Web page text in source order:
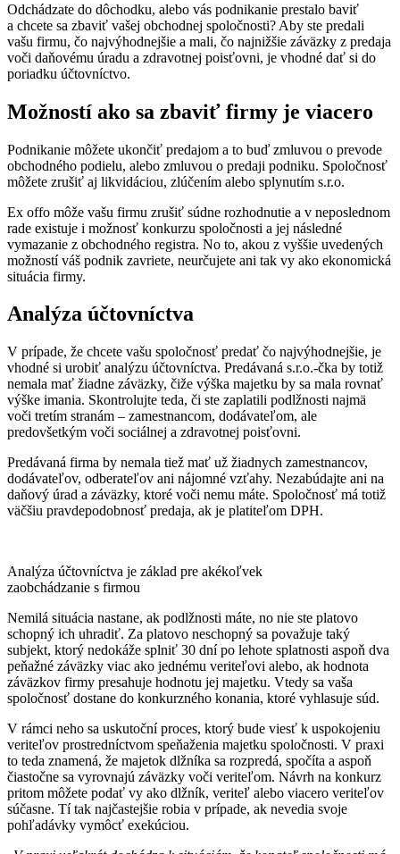
Odchádzate do dôchodku, alebo vás podnikanie prestalo baviť
a chcete sa zbaviť vašej obchodnej spoločnosti? Aby ste predali
vašu firmu, čo najvýhodnejšie a mali, čo najnižšie záväzky z predaja
voči daňovému úradu a zdravotnej poisťovni, je vhodné dať si do
poriadku účtovníctvo.
Možností ako sa zbaviť firmy je viacero
Podnikanie môžete ukončiť predajom a to buď zmluvou o prevode
obchodného podielu, alebo zmluvou o predaji podniku. Spoločnosť
môžete zrušiť aj likvidáciou, zlúčením alebo splynutím s.r.o.
Ex offo môže vašu firmu zrušiť súdne rozhodnutie a v neposlednom
rade existuje i možnosť konkurzu spoločnosti a jej následné
vymazanie z obchodného registra. No to, akou z vyššie uvedených
možností váš podnik zavriete, neurčujete ani tak vy ako ekonomická
situácia firmy.
Analýza účtovníctva
V prípade, že chcete vašu spoločnosť predať čo najvýhodnejšie, je
vhodné si urobiť analýzu účtovníctva. Predávaná s.r.o.-čka by totiž
nemala mať žiadne záväzky, čiže výška majetku by sa mala rovnať
výške imania. Skontrolujte teda, či ste zaplatili podlžnosti najmä
voči tretím stranám – zamestnancom, dodávateľom, ale
predovšetkým voči sociálnej a zdravotnej poisťovni.
Predávaná firma by nemala tiež mať už žiadnych zamestnancov,
dodávateľov, odberateľov ani nájomné vzťahy. Nezabúdajte ani na
daňový úrad a záväzky, ktoré voči nemu máte. Spoločnosť má totiž
väčšiu pravdepodobnosť predaja, ak je platiteľom DPH.
Analýza účtovníctva je základ pre akékoľvek
zaobchádzanie s firmou
Nemilá situácia nastane, ak podlžnosti máte, no nie ste platovo
schopný ich uhradiť. Za platovo neschopný sa považuje taký
subjekt, ktorý nedokáže splniť 30 dní po lehote splatnosti aspoň dva
peňažné záväzky viac ako jednému veriteľovi alebo, ak hodnota
záväzkov firmy presahuje hodnotu jej majetku. Vtedy sa vaša
spoločnosť dostane do konkurzného konania, ktoré vyhlasuje súd.
V rámci neho sa uskutoční proces, ktorý bude viesť k uspokojeniu
veriteľov prostredníctvom speňaženia majetku spoločnosti. V praxi
to teda znamená, že majetok dlžníka sa rozpredá, spočíta a aspoň
čiastočne sa vyrovnajú záväzky voči veriteľom. Návrh na konkurz
pritom môžete podať vy ako dlžník, veriteľ alebo viacero veriteľov
súčasne. Tí tak najčastejšie robia v prípade, ak nevedia svoje
pohľadávky vymôcť exekúciou.